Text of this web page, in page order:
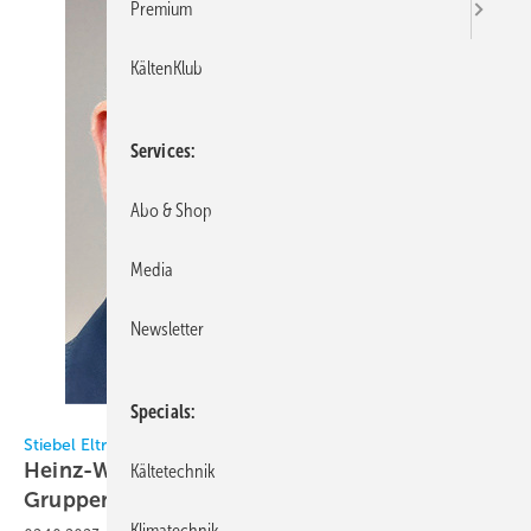
Stiebel Eltron
Heinz-Werner Schmidt
Gruppen-Geschäftsführer
Premium
KältenKlub
Services
Abo & Shop
Media
Newsletter
Specials
Kältetechnik